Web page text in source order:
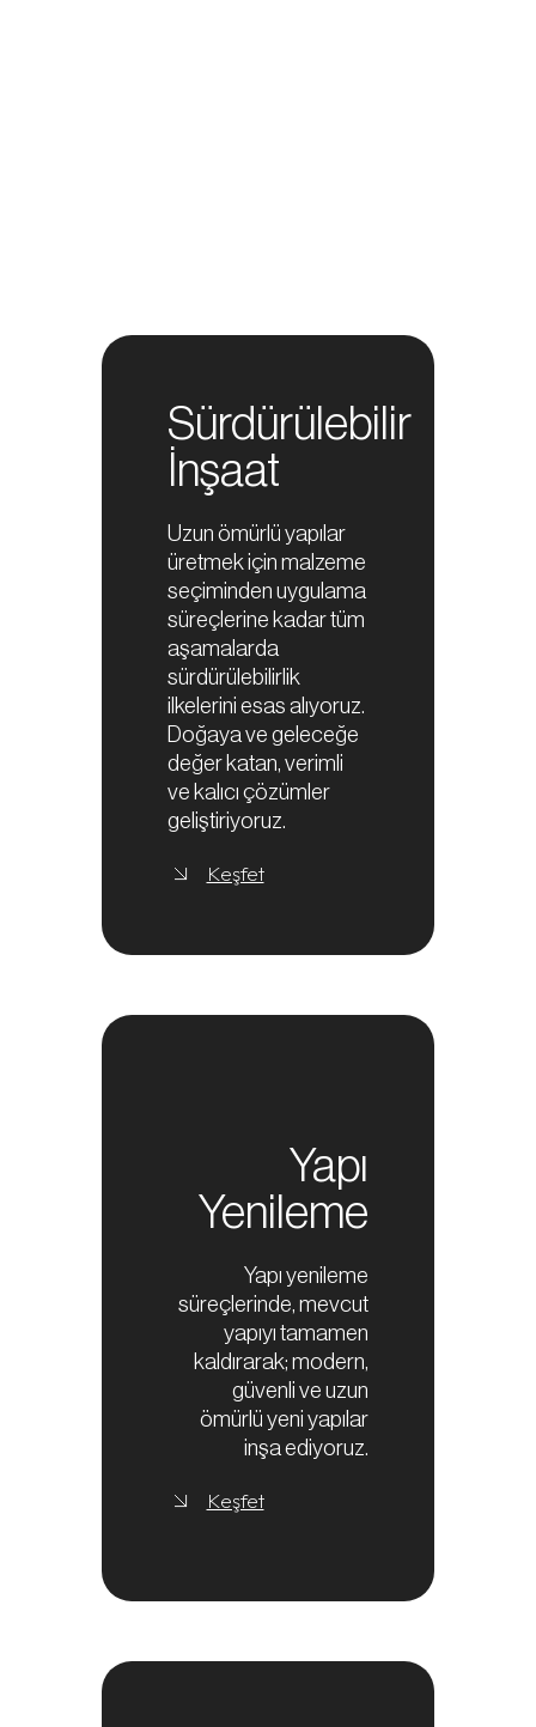
Sürdürülebilir
İnşaat
Uzun ömürlü yapılar
üretmek için malzeme
seçiminden uygulama
süreçlerine kadar tüm
aşamalarda
sürdürülebilirlik
ilkelerini esas alıyoruz.
Doğaya ve geleceğe
değer katan, verimli
ve kalıcı çözümler
geliştiriyoruz.
Keşfet
Yapı
Yenileme
Yapı yenileme
süreçlerinde, mevcut
yapıyı tamamen
kaldırarak; modern,
güvenli ve uzun
ömürlü yeni yapılar
inşa ediyoruz.
Keşfet